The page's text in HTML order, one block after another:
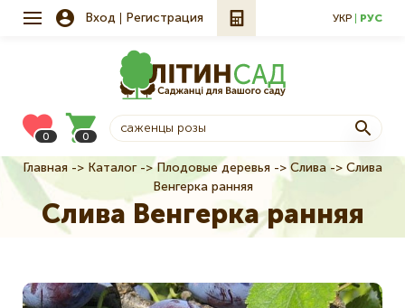
Вход Регистрация УКР РУС
0 0
Строка
навигации
Главная Каталог Плодовые деревья Слива
Слива
Венгерка ранняя
Слива Венгерка ранняя